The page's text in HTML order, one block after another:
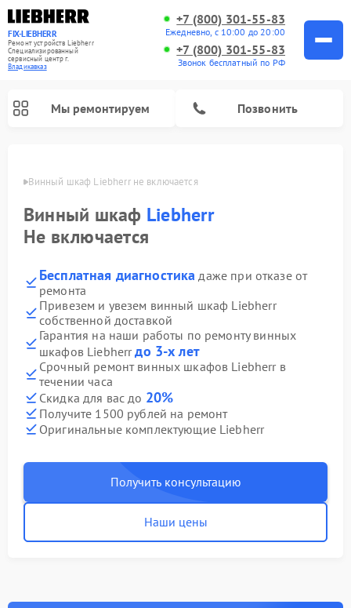
FIX-LIEBHERR
Ремонт устройств Liebherr
Специализированный
cервисный центр г.
Владикавказ
+7 (800) 301-55-83
Ежедневно, с 10:00 до 20:00
+7 (800) 301-55-83
Звонок бесплатный по РФ
Мы ремонтируем Позвонить
Винный шкаф Liebherr не включается
Винный шкаф Liebherr
Не включается
Бесплатная диагностика даже при отказе от
ремонта
Привезем и увезем винный шкаф Liebherr
собственной доставкой
Гарантия на наши работы по ремонту винных
шкафов Liebherrдо 3-х лет
Срочный ремонт винных шкафов Liebherr в
течении часа
Скидка для вас до 20%
Получите 1500 рублей на ремонт
Оригинальные комплектующие Liebherr
Получить консультацию
Наши цены